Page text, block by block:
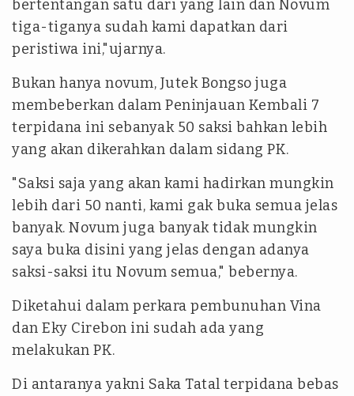
bertentangan satu dari yang lain dan Novum
tiga-tiganya sudah kami dapatkan dari
peristiwa ini,"ujarnya.
Bukan hanya novum, Jutek Bongso juga
membeberkan dalam Peninjauan Kembali 7
terpidana ini sebanyak 50 saksi bahkan lebih
yang akan dikerahkan dalam sidang PK.
"Saksi saja yang akan kami hadirkan mungkin
lebih dari 50 nanti, kami gak buka semua jelas
banyak. Novum juga banyak tidak mungkin
saya buka disini yang jelas dengan adanya
saksi-saksi itu Novum semua," bebernya.
Diketahui dalam perkara pembunuhan Vina
dan Eky Cirebon ini sudah ada yang
melakukan PK.
Di antaranya yakni Saka Tatal terpidana bebas